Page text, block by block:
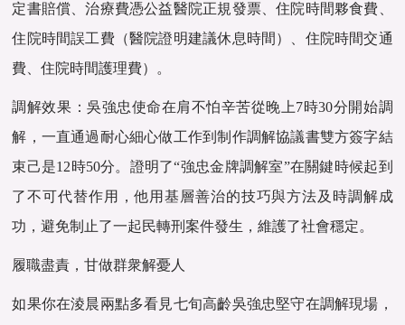
定書賠償、治療費憑公益醫院正規發票、住院時間夥食費、
住院時間誤工費（醫院證明建議休息時間）、住院時間交通
費、住院時間護理費）。
調解效果：吳強忠使命在肩不怕辛苦從晚上7時30分開始調
解，一直通過耐心細心做工作到制作調解協議書雙方簽字結
束己是12時50分。證明了“強忠金牌調解室”在關鍵時候起到
了不可代替作用，他用基層善治的技巧與方法及時調解成
功，避免制止了一起民轉刑案件發生，維護了社會穩定。
履職盡責，甘做群衆解憂人
如果你在淩晨兩點多看見七旬高齡吳強忠堅守在調解現場，